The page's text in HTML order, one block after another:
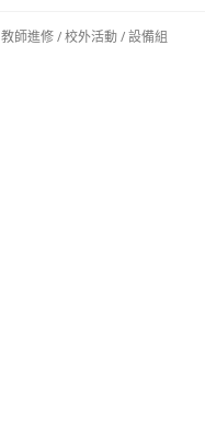
教師進修/校外活動/設備組